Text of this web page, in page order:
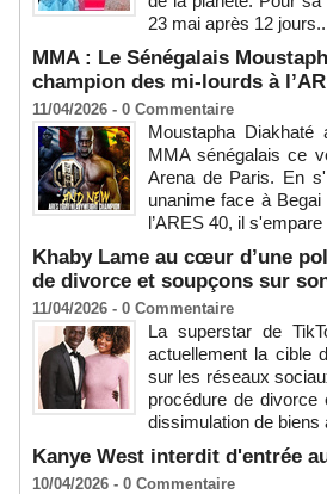
23 mai après 12
MMA : Le Sénégalais
champion des mi-lourds à
11/04/2026 - 0 Commentaire
Moustapha Diakhaté
MMA sénégalais ce
Arena de Paris. En
unanime face à
l’ARES 40, il s'empare
Khaby Lame au cœur d’une
de divorce et soupçons sur
11/04/2026 - 0 Commentaire
La superstar de
actuellement la cible
sur les réseaux
procédure de
dissimulation de biens
Kanye West interdit d'entrée
10/04/2026 - 0 Commentaire